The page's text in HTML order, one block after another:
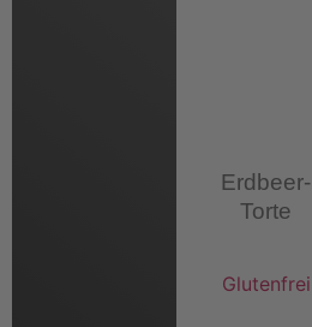
Erdbeer-
Torte
Glutenfrei